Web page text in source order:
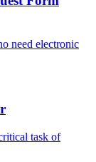
need electronic
task of